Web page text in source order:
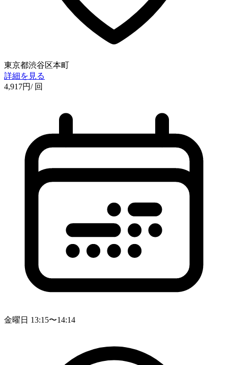
東京都渋谷区本町
詳細を見る
4,917円/ 回
金曜日 13:15〜14:14